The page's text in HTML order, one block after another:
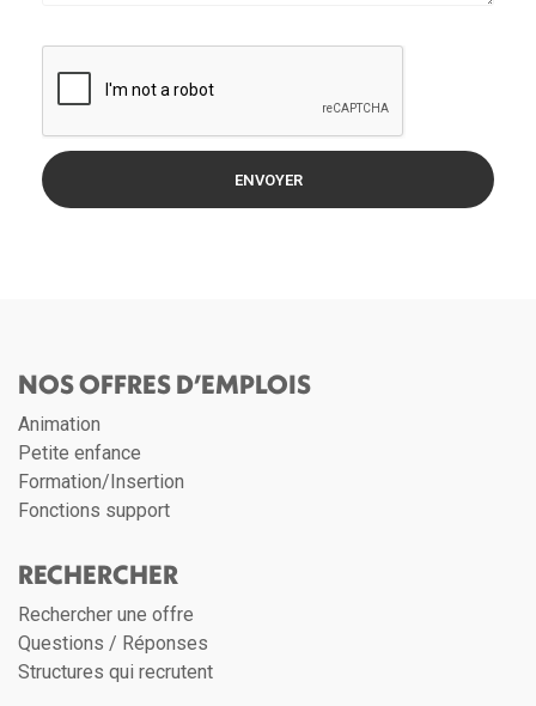
ENVOYER
NOS OFFRES D’EMPLOIS
Animation
Petite enfance
Formation/Insertion
Fonctions support
RECHERCHER
Rechercher une offre
Questions / Réponses
Structures qui recrutent